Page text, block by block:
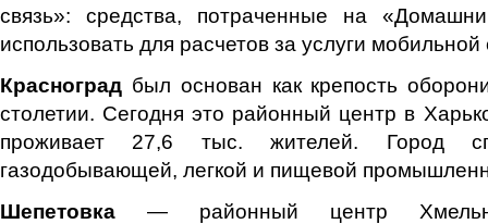
связь»: средства, потраченные на
использовать для расчетов за услуги мобильной
Красноград был основан как крепость
столетии. Сегодня это районный центр в
проживает 27,6 тыс. жителей. Город
газодобывающей, легкой и пищевой
Шепетовка — районный центр